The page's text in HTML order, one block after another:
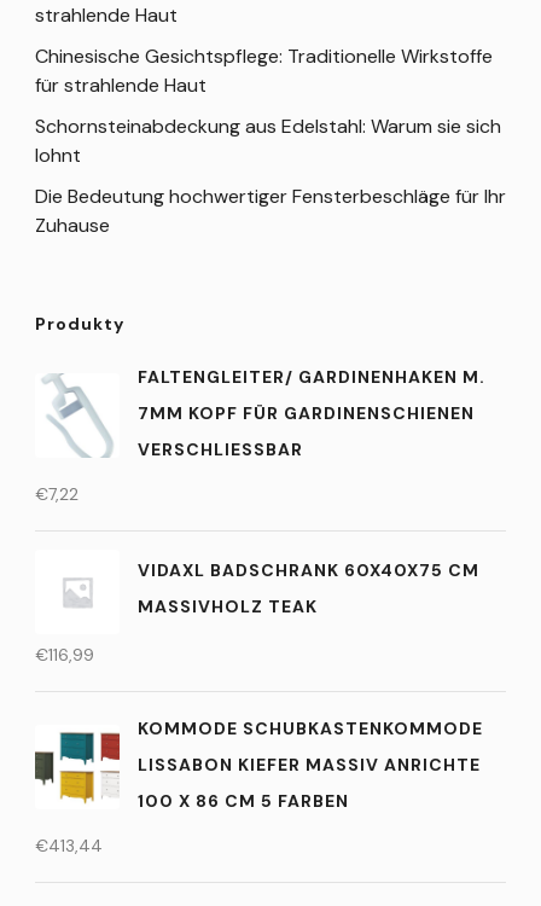
strahlende Haut
Chinesische Gesichtspflege: Traditionelle Wirkstoffe
für strahlende Haut
Schornsteinabdeckung aus Edelstahl: Warum sie sich
lohnt
Die Bedeutung hochwertiger Fensterbeschläge für Ihr
Zuhause
Produkty
FALTENGLEITER/ GARDINENHAKEN M.
7MM KOPF FÜR GARDINENSCHIENEN
VERSCHLIESSBAR
€7,22
VIDAXL BADSCHRANK 60X40X75 CM
MASSIVHOLZ TEAK
€116,99
KOMMODE SCHUBKASTENKOMMODE
LISSABON KIEFER MASSIV ANRICHTE
100 X 86 CM 5 FARBEN
€413,44